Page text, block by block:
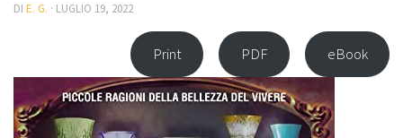
DI E. G. · LUGLIO 19, 2022
Print PDF eBook